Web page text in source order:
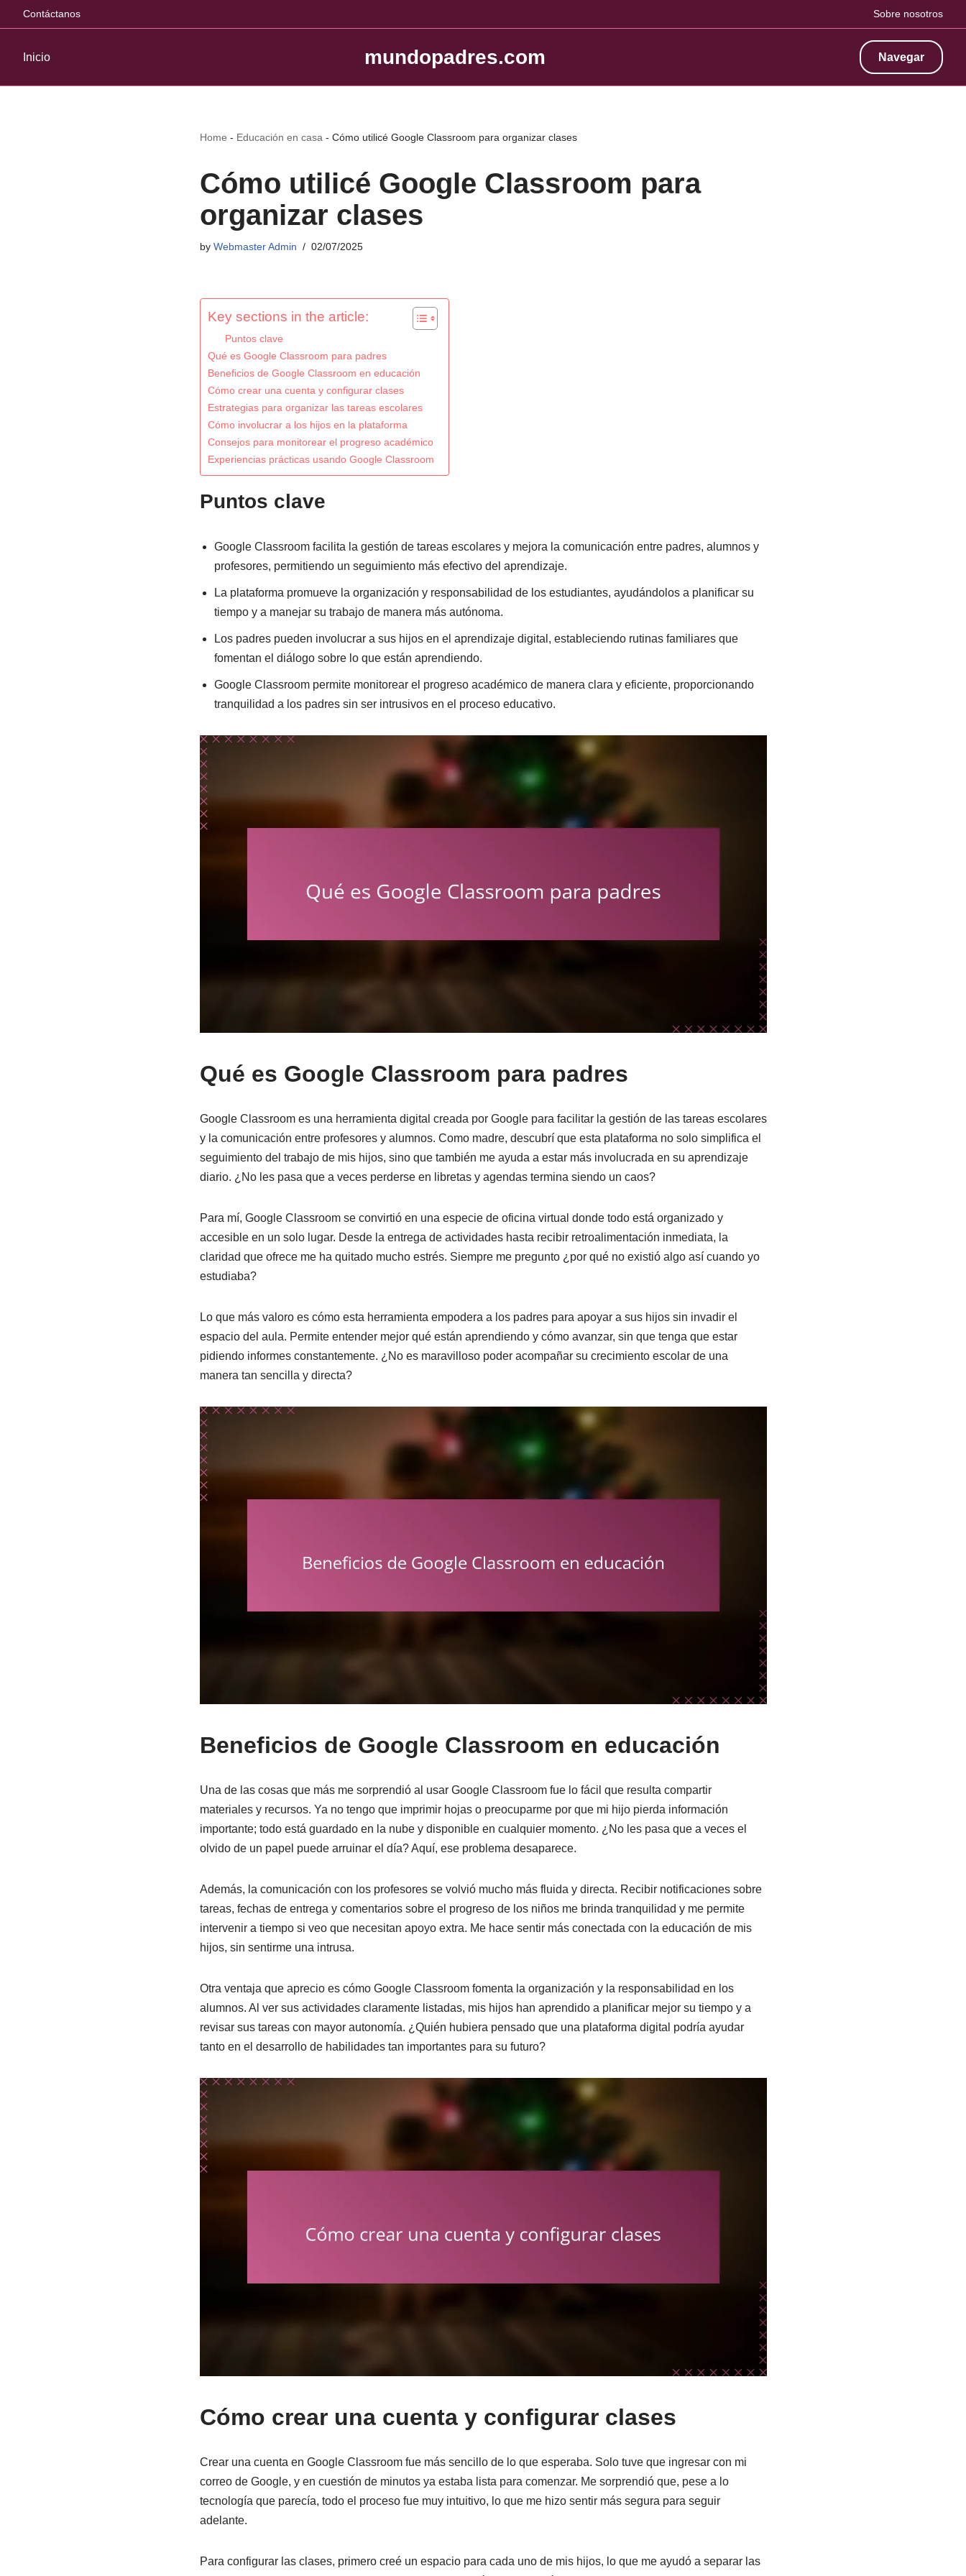
Contáctanos Sobre nosotros
Inicio mundopadres.com Navegar
Home - Educación en casa - Cómo utilicé Google Classroom para organizar clases
Cómo utilicé Google Classroom para
organizar clases
by Webmaster Admin 02/07/2025
Key sections in the article:
Puntos clave
Qué es Google Classroom para padres
Beneficios de Google Classroom en educación
Cómo crear una cuenta y configurar clases
Estrategias para organizar las tareas escolares
Cómo involucrar a los hijos en la plataforma
Consejos para monitorear el progreso académico
Experiencias prácticas usando Google Classroom
Puntos clave
Google Classroom facilita la gestión de tareas escolares y mejora la comunicación entre padres, alumnos y
profesores, permitiendo un seguimiento más efectivo del aprendizaje.
La plataforma promueve la organización y responsabilidad de los estudiantes, ayudándolos a planificar su
tiempo y a manejar su trabajo de manera más autónoma.
Los padres pueden involucrar a sus hijos en el aprendizaje digital, estableciendo rutinas familiares que
fomentan el diálogo sobre lo que están aprendiendo.
Google Classroom permite monitorear el progreso académico de manera clara y eficiente, proporcionando
tranquilidad a los padres sin ser intrusivos en el proceso educativo.
Qué es Google Classroom para padres
Google Classroom es una herramienta digital creada por Google para facilitar la gestión de las tareas escolares
y la comunicación entre profesores y alumnos. Como madre, descubrí que esta plataforma no solo simplifica el
seguimiento del trabajo de mis hijos, sino que también me ayuda a estar más involucrada en su aprendizaje
diario. ¿No les pasa que a veces perderse en libretas y agendas termina siendo un caos?
Para mí, Google Classroom se convirtió en una especie de oficina virtual donde todo está organizado y
accesible en un solo lugar. Desde la entrega de actividades hasta recibir retroalimentación inmediata, la
claridad que ofrece me ha quitado mucho estrés. Siempre me pregunto ¿por qué no existió algo así cuando yo
estudiaba?
Lo que más valoro es cómo esta herramienta empodera a los padres para apoyar a sus hijos sin invadir el
espacio del aula. Permite entender mejor qué están aprendiendo y cómo avanzar, sin que tenga que estar
pidiendo informes constantemente. ¿No es maravilloso poder acompañar su crecimiento escolar de una
manera tan sencilla y directa?
Beneficios de Google Classroom en educación
Una de las cosas que más me sorprendió al usar Google Classroom fue lo fácil que resulta compartir
materiales y recursos. Ya no tengo que imprimir hojas o preocuparme por que mi hijo pierda información
importante; todo está guardado en la nube y disponible en cualquier momento. ¿No les pasa que a veces el
olvido de un papel puede arruinar el día? Aquí, ese problema desaparece.
Además, la comunicación con los profesores se volvió mucho más fluida y directa. Recibir notificaciones sobre
tareas, fechas de entrega y comentarios sobre el progreso de los niños me brinda tranquilidad y me permite
intervenir a tiempo si veo que necesitan apoyo extra. Me hace sentir más conectada con la educación de mis
hijos, sin sentirme una intrusa.
Otra ventaja que aprecio es cómo Google Classroom fomenta la organización y la responsabilidad en los
alumnos. Al ver sus actividades claramente listadas, mis hijos han aprendido a planificar mejor su tiempo y a
revisar sus tareas con mayor autonomía. ¿Quién hubiera pensado que una plataforma digital podría ayudar
tanto en el desarrollo de habilidades tan importantes para su futuro?
Cómo crear una cuenta y configurar clases
Crear una cuenta en Google Classroom fue más sencillo de lo que esperaba. Solo tuve que ingresar con mi
correo de Google, y en cuestión de minutos ya estaba lista para comenzar. Me sorprendió que, pese a lo
tecnología que parecía, todo el proceso fue muy intuitivo, lo que me hizo sentir más segura para seguir
adelante.
Para configurar las clases, primero creé un espacio para cada uno de mis hijos, lo que me ayudó a separar las